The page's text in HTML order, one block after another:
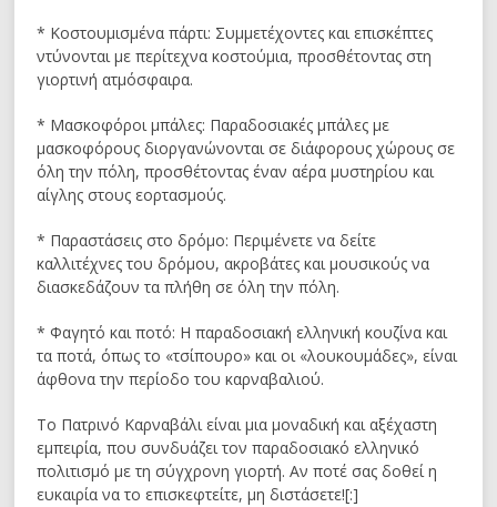
* Κοστουμισμένα πάρτι: Συμμετέχοντες και επισκέπτες
ντύνονται με περίτεχνα κοστούμια, προσθέτοντας στη
γιορτινή ατμόσφαιρα.
* Μασκοφόροι μπάλες: Παραδοσιακές μπάλες με
μασκοφόρους διοργανώνονται σε διάφορους χώρους σε
όλη την πόλη, προσθέτοντας έναν αέρα μυστηρίου και
αίγλης στους εορτασμούς.
* Παραστάσεις στο δρόμο: Περιμένετε να δείτε
καλλιτέχνες του δρόμου, ακροβάτες και μουσικούς να
διασκεδάζουν τα πλήθη σε όλη την πόλη.
* Φαγητό και ποτό: Η παραδοσιακή ελληνική κουζίνα και
τα ποτά, όπως το «τσίπουρο» και οι «λουκουμάδες», είναι
άφθονα την περίοδο του καρναβαλιού.
Το Πατρινό Καρναβάλι είναι μια μοναδική και αξέχαστη
εμπειρία, που συνδυάζει τον παραδοσιακό ελληνικό
πολιτισμό με τη σύγχρονη γιορτή. Αν ποτέ σας δοθεί η
ευκαιρία να το επισκεφτείτε, μη διστάσετε![:]